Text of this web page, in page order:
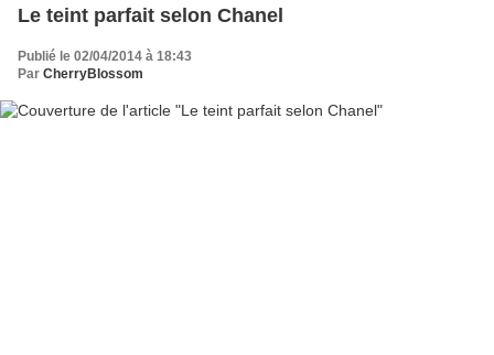
Le teint parfait selon Chanel
Publié le 02/04/2014 à 18:43
Par CherryBlossom